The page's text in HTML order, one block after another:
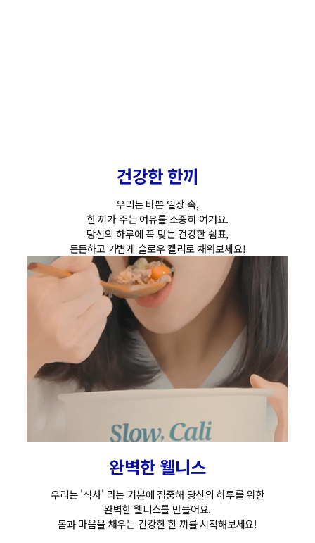
건강한 한끼
우리는 바쁜 일상 속,
한 끼가 주는 여유를 소중히 여겨요.
당신의 하루에 꼭 맞는 건강한 쉼표,
든든하고 가볍게 슬로우 캘리로 채워보세요!
완벽한 웰니스
우리는 '식사' 라는 기본에 집중해 당신의 하루를 위한
완벽한 웰니스를 만들어요.
몸과 마음을 채우는 건강한 한 끼를 시작해보세요!